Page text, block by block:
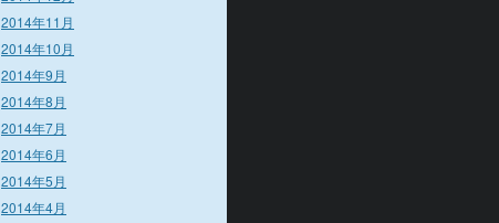
2014年11月
2014年10月
2014年9月
2014年8月
2014年7月
2014年6月
2014年5月
2014年4月